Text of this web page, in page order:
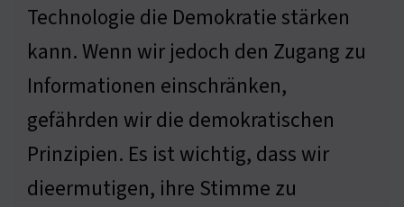
Technologie die Demokratie stärken
kann. Wenn wir jedoch den Zugang zu
Informationen einschränken,
gefährden wir die demokratischen
Prinzipien. Es ist wichtig, dass wir
dieermutigen, ihre Stimme zu